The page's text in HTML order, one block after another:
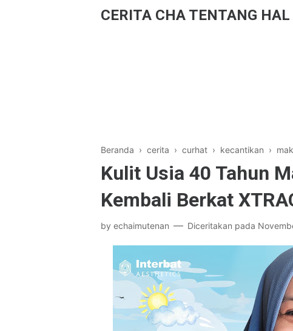
CERITA CHA TENTANG
Beranda › cerita › curhat › kecantikan ›
Kulit Usia 40 Tahun
Kembali Berkat
by echaimutenan Diceritakan pada